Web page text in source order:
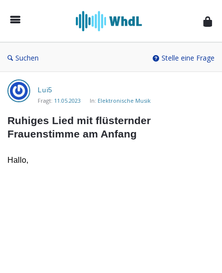
von
Suchen Stelle eine Frage
Musikforum
von
WieheisstdasLied.de
Neueste
Lui5
Fragt: 11.05.2023 In: Elektronische Musik
Ruhiges Lied mit flüsternder
Frauenstimme am Anfang
Hallo,